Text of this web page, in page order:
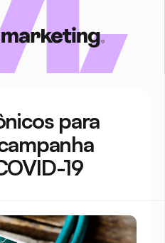
para
19